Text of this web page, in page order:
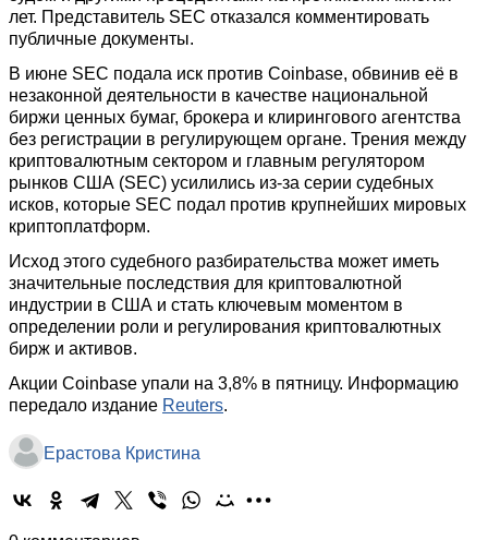
лет. Представитель SEC отказался комментировать
публичные документы.
В июне SEC подала иск против Coinbase, обвинив её в
незаконной деятельности в качестве национальной
биржи ценных бумаг, брокера и клирингового агентства
без регистрации в регулирующем органе. Трения между
криптовалютным сектором и главным регулятором
рынков США (SEC) усилились из-за серии судебных
исков, которые SEC подал против крупнейших мировых
криптоплатформ.
Исход этого судебного разбирательства может иметь
значительные последствия для криптовалютной
индустрии в США и стать ключевым моментом в
определении роли и регулирования криптовалютных
бирж и активов.
Акции Coinbase упали на 3,8% в пятницу. Информацию
передало издание Reuters.
Ерастова Кристина